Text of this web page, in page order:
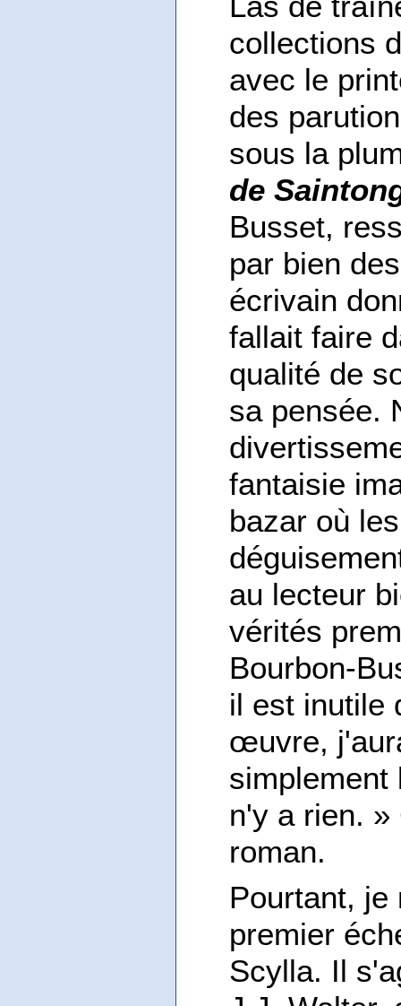
collections
avec le
des
sous la
de
Busset,
par bien
écrivain
fallait faire
qualité de
sa pensée.
fantaisie
bazar où
au lecteur
vérités
Bourbon-
il est inutile
œuvre,
simplement
n'y a rien.
roman.
Pourtant, je
premier
Scylla. Il